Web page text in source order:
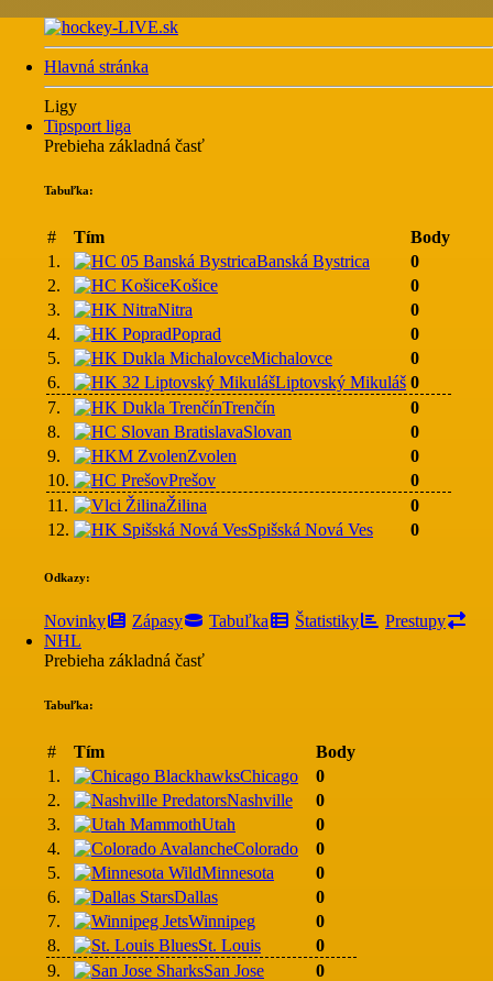
Hlavná stránka
Ligy
Tipsport liga
Prebieha základná časť
Tabuľka:
# Tím
Body
1.
Banská Bystrica
0
2.
Košice
0
3.
Nitra
0
4.
Poprad
0
5.
Michalovce
0
6.
Liptovský Mikuláš 0
7.
Trenčín
0
8.
Slovan
0
9.
Zvolen
0
10.
Prešov
0
11.
Žilina
0
12.
Spišská Nová Ves 0
Odkazy:
Novinky Zápasy Tabuľka Štatistiky
Prestupy
NHL
Prebieha základná časť
Tabuľka:
# Tím
Body
1.
Chicago
0
2.
Nashville
0
3.
Utah
0
4.
Colorado
0
5.
Minnesota
0
6.
Dallas
0
7.
Winnipeg
0
8.
St. Louis
0
9.
San Jose
0